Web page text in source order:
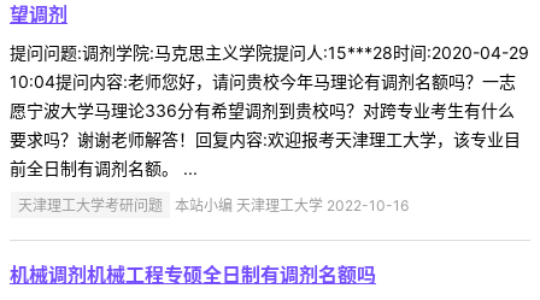
望调剂
提问问题:调剂学院:马克思主义学院提问人:15***28时间:2020-04-29
10:04提问内容:老师您好，请问贵校今年马理论有调剂名额吗？一志
愿宁波大学马理论336分有希望调剂到贵校吗？对跨专业考生有什么
要求吗？谢谢老师解答！回复内容:欢迎报考天津理工大学，该专业目
前全日制有调剂名额。 ...
天津理工大学考研问题 本站小编 天津理工大学 2022-10-16
机械调剂机械工程专硕全日制有调剂名额吗